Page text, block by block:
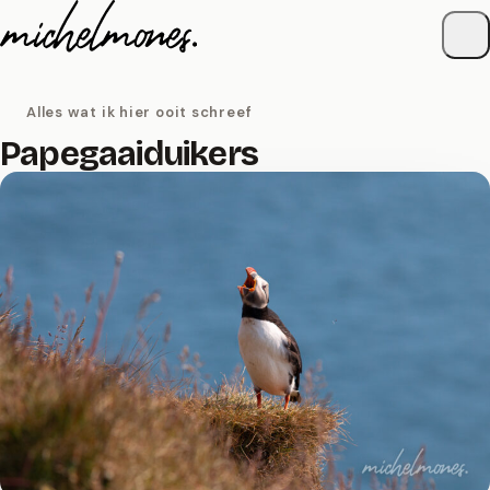
Naar de inhoud
Alles wat ik hier ooit schreef
Papegaaiduikers